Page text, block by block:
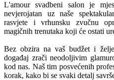
L'amour svadbeni salon je
nevjerojatan uz naše
rasvjete i vrhunsku zvučnu
magičnih trenutaka koji će ostati
Bez obzira na vaš budžet i
događaj zrači neodoljivim
kod nas. Naš tim posvećenih
korak, kako bi se svaki detalj